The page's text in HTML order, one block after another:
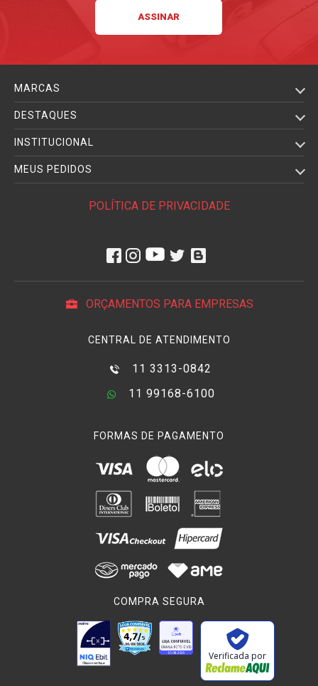
MARCAS
DESTAQUES
INSTITUCIONAL
MEUS PEDIDOS
POLÍTICA DE PRIVACIDADE
ORÇAMENTOS PARA EMPRESAS
CENTRAL DE ATENDIMENTO
11 3313-0842
11 99168-6100
FORMAS DE PAGAMENTO
COMPRA SEGURA
Verificada por